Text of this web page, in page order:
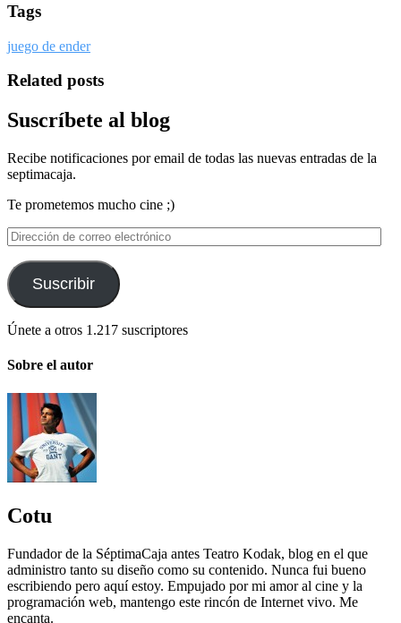
Tags
juego de ender
Related posts
Suscríbete al blog
Recibe notificaciones por email de todas las nuevas entradas de la
septimacaja.
Te prometemos mucho cine ;)
Dirección
de
correo
electrónico
Suscribir
Únete a otros 1.217 suscriptores
Sobre el autor
Cotu
Fundador de la SéptimaCaja antes Teatro Kodak, blog en el que
administro tanto su diseño como su contenido. Nunca fui bueno
escribiendo pero aquí estoy. Empujado por mi amor al cine y la
programación web, mantengo este rincón de Internet vivo. Me
encanta.